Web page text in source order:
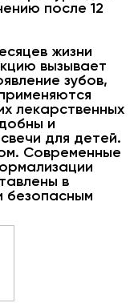
после 12
жизни
вызывает
зубов,
лекарственных
и
для детей.
Современные
в
безопасным